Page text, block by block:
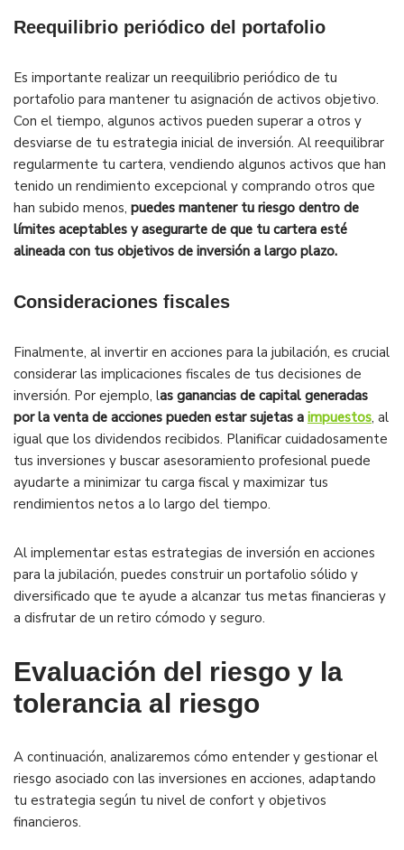
Reequilibrio periódico del portafolio
Es importante realizar un reequilibrio periódico de tu
portafolio para mantener tu asignación de activos objetivo.
Con el tiempo, algunos activos pueden superar a otros y
desviarse de tu estrategia inicial de inversión. Al reequilibrar
regularmente tu cartera, vendiendo algunos activos que han
tenido un rendimiento excepcional y comprando otros que
han subido menos, puedes mantener tu riesgo dentro de
límites aceptables y asegurarte de que tu cartera esté
alineada con tus objetivos de inversión a largo plazo.
Consideraciones fiscales
Finalmente, al invertir en acciones para la jubilación, es crucial
considerar las implicaciones fiscales de tus decisiones de
inversión. Por ejemplo, las ganancias de capital generadas
por la venta de acciones pueden estar sujetas a impuestos, al
igual que los dividendos recibidos. Planificar cuidadosamente
tus inversiones y buscar asesoramiento profesional puede
ayudarte a minimizar tu carga fiscal y maximizar tus
rendimientos netos a lo largo del tiempo.
Al implementar estas estrategias de inversión en acciones
para la jubilación, puedes construir un portafolio sólido y
diversificado que te ayude a alcanzar tus metas financieras y
a disfrutar de un retiro cómodo y seguro.
Evaluación del riesgo y la
tolerancia al riesgo
A continuación, analizaremos cómo entender y gestionar el
riesgo asociado con las inversiones en acciones, adaptando
tu estrategia según tu nivel de confort y objetivos
financieros.